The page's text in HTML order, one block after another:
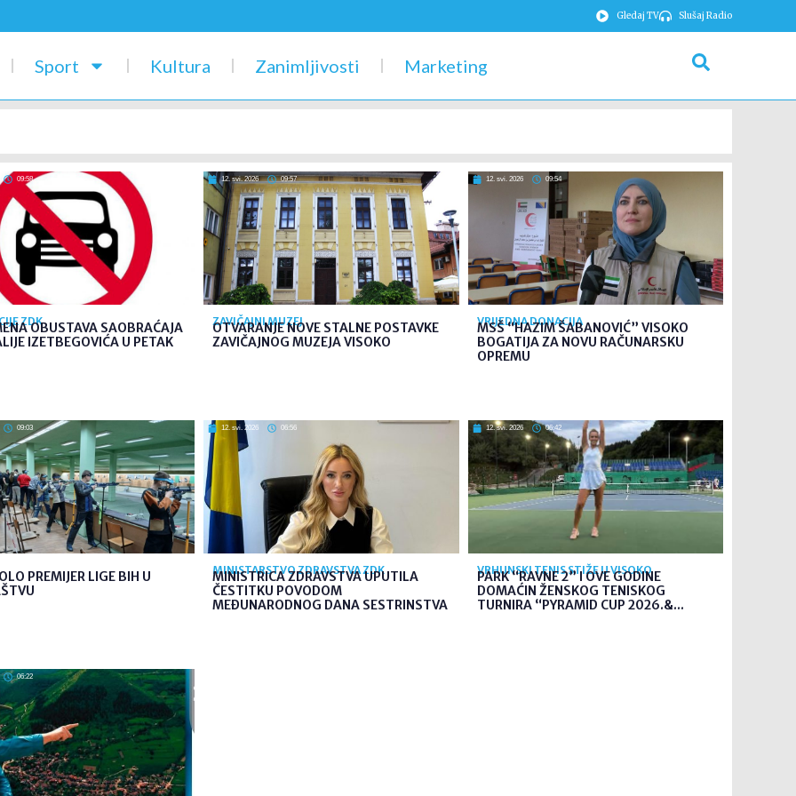
Gledaj TV Slušaj Radio
Sport Kultura Zanimljivosti Marketing
09:58
ZDKOBUSTAVA SAOBRAĆAJA
IZETBEGOVIĆA U PETAK
12. svi. 2026 09:57
ZAVIČAJNI MUZEJ
OTVARANJE NOVE STALNE POSTAVKE
ZAVIČAJNOG MUZEJA VISOKO
12. svi. 2026 09:54
VRIJEDNA DONACIJA
MSŠ “HAZIM ŠABANOVIĆ” VISOKO
BOGATIJA ZA NOVU RAČUNARSKU
OPREMU
09:03
PREMIJER LIGE BIH U
12. svi. 2026 06:56
MINISTARSTVO ZDRAVSTVA ZDK
MINISTRICA ZDRAVSTVA UPUTILA
ČESTITKU POVODOM
MEĐUNARODNOG DANA SESTRINSTVA
12. svi. 2026 06:42
VRHUNSKI TENIS STIŽE U VISOKO
PARK “RAVNE 2” I OVE GODINE
DOMAĆIN ŽENSKOG TENISKOG
TURNIRA “PYRAMID CUP 2026.&...
06:22